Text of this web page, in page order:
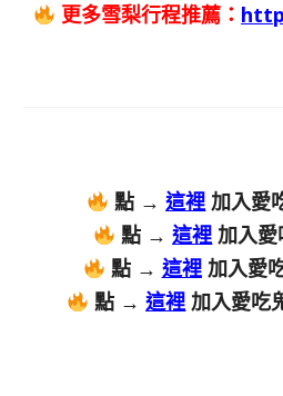
更多雪梨行程推薦：
點 → 這裡 加入愛
點 →這裡 加入愛
點 → 這裡加入愛
點 → 這裡 加入愛吃